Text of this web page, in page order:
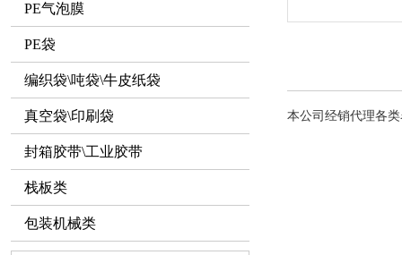
PE气泡膜
PE袋
编织袋\吨袋\牛皮纸袋
真空袋\印刷袋
封箱胶带\工业胶带
栈板类
包装机械类
本公司经销代理各